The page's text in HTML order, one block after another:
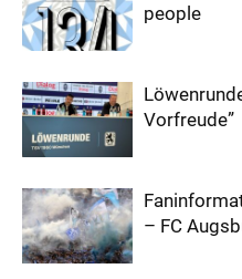
people
Vorfreude”
– FC